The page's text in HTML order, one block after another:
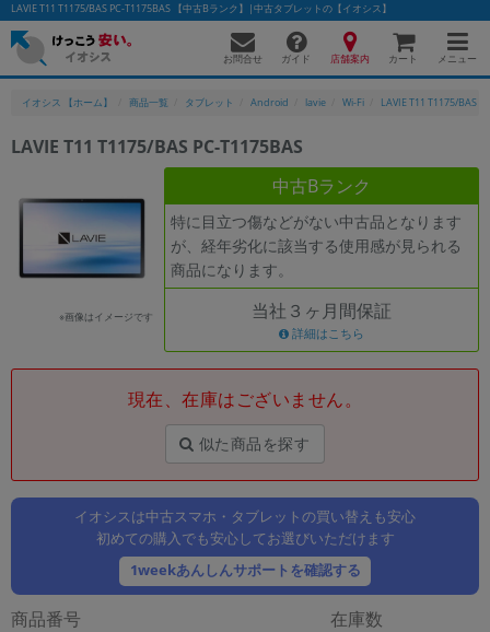
LAVIE T11 T1175/BAS PC-T1175BAS 【中古Bランク】|中古タブレットの【イオシス】
お問合せ ガイド 店舗案内 カート メニュー
イオシス 【ホーム】 商品一覧 タブレット Android lavie Wi-Fi LAVIE T11 T1175/BAS
LAVIE T11 T1175/BAS PC-T1175BAS
※画像はイメージです
中古Bランク
特に目立つ傷などがない中古品となります
が、経年劣化に該当する使用感が見られる
商品になります。
当社３ヶ月間保証
詳細はこちら
現在、在庫はございません。
似た商品を探す
イオシスは中古スマホ・タブレットの買い替えも安心
初めての購入でも安心してお選びいただけます
1weekあんしんサポートを確認する
商品番号 在庫数
かんたんパソコン検索に切り替える
フリーワード
カテゴリー
商品ジャンルの絞り込み
「スマートフォン」「タブレット」など
製造、販売メーカーの絞り込み
「Apple」「SONY」「SHARP」など
機能・特徴